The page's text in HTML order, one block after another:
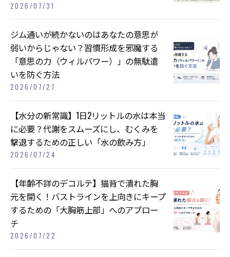
2026/07/31
ジム通いが続かないのはあなたの意思が
弱いからじゃない？習慣形成を邪魔する
「意思の力（ウィルパワー）」の無駄遣
いを防ぐ方法
2026/07/27
【水分の新常識】1日2リットルの水は本当
に必要？代謝をスムーズにし、むくみを
撃退するための正しい「水の飲み方」
2026/07/24
【年齢不詳のデコルテ】猫背で潰れた胸
元を開く！バストラインを上向きにキープ
するための「大胸筋上部」へのアプロー
チ
2026/07/22